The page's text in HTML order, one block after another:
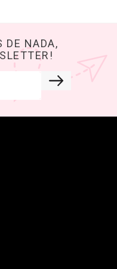
DE NADA,